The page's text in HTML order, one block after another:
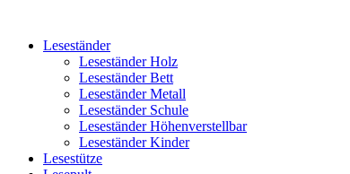
Leseständer
Leseständer Holz
Leseständer Bett
Leseständer Metall
Leseständer Schule
Leseständer Höhenverstellbar
Leseständer Kinder
Lesestütze